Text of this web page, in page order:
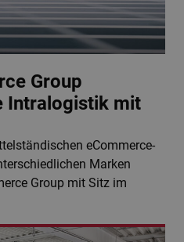
Group
Intralogistik mit
eCommerce-
Marken
Group mit Sitz im